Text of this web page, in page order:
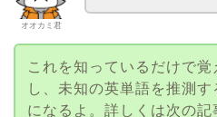
オオカミ君
これを知っているだけで覚
し、未知の英単語を推測
になるよ。詳しくは次の記